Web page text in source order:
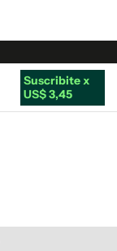
Suscribite x
US$ 3,45